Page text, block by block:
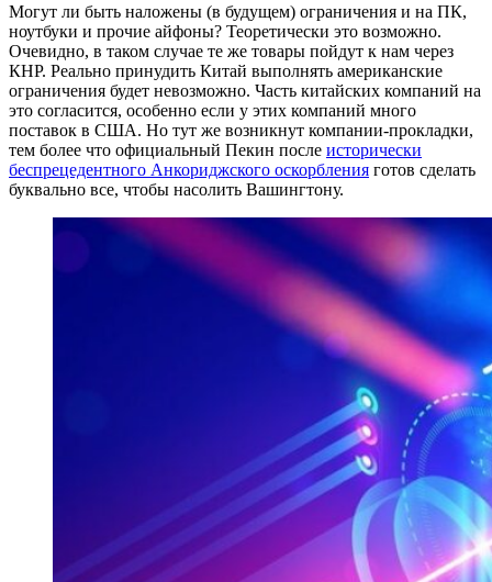
Могут ли быть наложены (в будущем) ограничения и на ПК,
ноутбуки и прочие айфоны? Теоретически это возможно.
Очевидно, в таком случае те же товары пойдут к нам через
КНР. Реально принудить Китай выполнять американские
ограничения будет невозможно. Часть китайских компаний на
это согласится, особенно если у этих компаний много
поставок в США. Но тут же возникнут компании-прокладки,
тем более что официальный Пекин после исторически
беспрецедентного Анкориджского оскорбления готов сделать
буквально все, чтобы насолить Вашингтону.